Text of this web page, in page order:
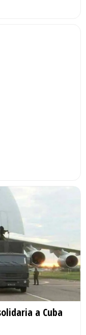
a Cuba